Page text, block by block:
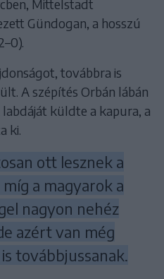
Mittelstadt
Gündogan, a hosszú
továbbra is
A szépítés Orbán lábán
küldte a kapura, a
ki.
ott lesznek a
a magyarok a
nagyon nehéz
azért van még
továbbjussanak.